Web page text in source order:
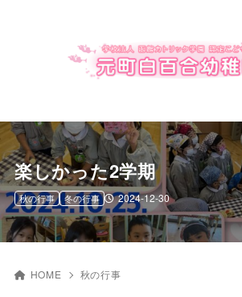
楽しかった2学期
2024-12-30
秋の行事 冬の行事
HOME 秋の行事